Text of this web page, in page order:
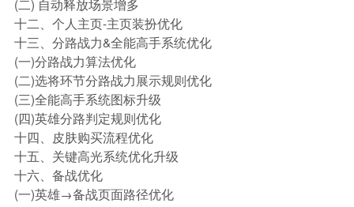
(二) 自动释放场景增多
十二、个人主页-主页装扮优化
十三、分路战力&全能高手系统优化
(一)分路战力算法优化
(二)选将环节分路战力展示规则优化
(三)全能高手系统图标升级
(四)英雄分路判定规则优化
十四、皮肤购买流程优化
十五、关键高光系统优化升级
十六、备战优化
(一)英雄→备战页面路径优化